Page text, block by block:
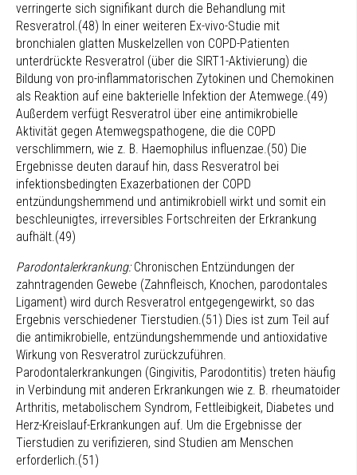
verringerte sich signifikant durch die Behandlung mit
Resveratrol.(48) In einer weiteren Ex-vivo-Studie mit
bronchialen glatten Muskelzellen von COPD-Patienten
unterdrückte Resveratrol (über die SIRT1-Aktivierung) die
Bildung von pro-inflammatorischen Zytokinen und Chemokinen
als Reaktion auf eine bakterielle Infektion der Atemwege.(49)
Außerdem verfügt Resveratrol über eine antimikrobielle
Aktivität gegen Atemwegspathogene, die die COPD
verschlimmern, wie z. B. Haemophilus influenzae.(50) Die
Ergebnisse deuten darauf hin, dass Resveratrol bei
infektionsbedingten Exazerbationen der COPD
entzündungshemmend und antimikrobiell wirkt und somit ein
beschleunigtes, irreversibles Fortschreiten der Erkrankung
aufhält.(49)
Parodontalerkrankung:Chronischen Entzündungen der
zahntragenden Gewebe (Zahnfleisch, Knochen, parodontales
Ligament) wird durch Resveratrol entgegengewirkt, so das
Ergebnis verschiedener Tierstudien.(51) Dies ist zum Teil auf
die antimikrobielle, entzündungshemmende und antioxidative
Wirkung von Resveratrol zurückzuführen.
Parodontalerkrankungen (Gingivitis, Parodontitis) treten häufig
in Verbindung mit anderen Erkrankungen wie z. B. rheumatoider
Arthritis, metabolischem Syndrom, Fettleibigkeit, Diabetes und
Herz-Kreislauf-Erkrankungen auf. Um die Ergebnisse der
Tierstudien zu verifizieren, sind Studien am Menschen
erforderlich.(51)